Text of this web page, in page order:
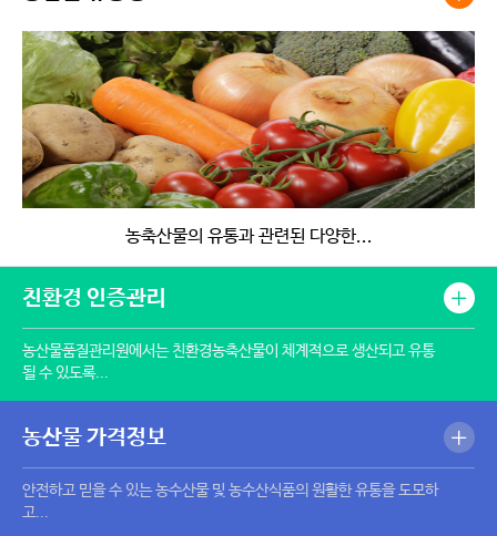
농축산물의 유통과 관련된 다양한...
친환경 인증관리
농산물품질관리원에서는 친환경농축산물이 체계적으로 생산되고 유통
될 수 있도록...
농산물 가격정보
안전하고 믿을 수 있는 농수산물 및 농수산식품의 원활한 유통을 도모하
고...